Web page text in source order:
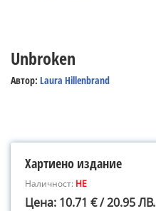
Unbroken
Автор: Laura Hillenbrand
Хартиено издание
Наличност: НЕ
Цена: 10.71 € / 20.95 ЛВ.